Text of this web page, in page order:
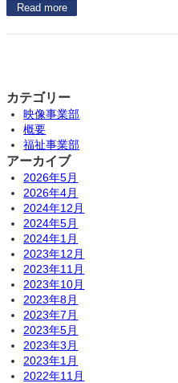
Read more
カテゴリー
映像事業部
概要
福祉事業部
アーカイブ
2026年5月
2026年4月
2024年12月
2024年5月
2024年1月
2023年12月
2023年11月
2023年10月
2023年8月
2023年7月
2023年5月
2023年3月
2023年1月
2022年11月